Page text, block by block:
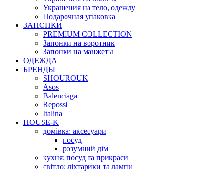
Украшения на тело, одежду
Подарочная упаковка
ЗАПОНКИ
PREMIUM COLLECTION
Запонки на воротник
Запонки на манжеты
ОДЕЖДА
БРЕНДЫ
SHOUROUK
Asos
Balenciaga
Repossi
Italina
HOUSE-K
домівка: аксесуари
посуд
розумний дім
кухня: посуд та прикраси
світло: ліхтарики та лампи